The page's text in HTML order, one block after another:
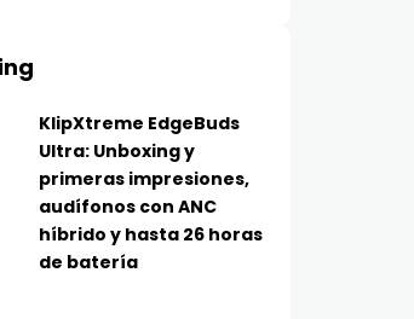
KlipXtreme EdgeBuds
Ultra: Unboxing y
primeras impresiones,
audífonos con ANC
híbrido y hasta 26 horas
de batería